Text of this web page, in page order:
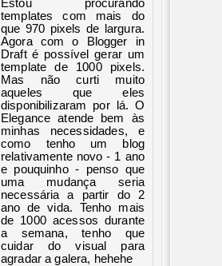
Estou procurando
templates com mais do
que 970 pixels de largura.
Agora com o Blogger in
Draft é possível gerar um
template de 1000 pixels.
Mas não curti muito
aqueles que eles
disponibilizaram por lá. O
Elegance atende bem às
minhas necessidades, e
como tenho um blog
relativamente novo - 1 ano
e pouquinho - penso que
uma mudança seria
necessária a partir do 2
ano de vida. Tenho mais
de 1000 acessos durante
a semana, tenho que
cuidar do visual para
agradar a galera, hehehe